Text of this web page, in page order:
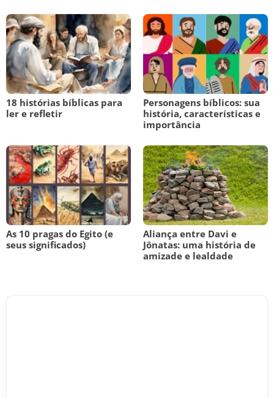
18 histórias bíblicas para
ler e refletir
Personagens bíblicos: sua
história, características e
importância
As 10 pragas do Egito (e
seus significados)
Aliança entre Davi e
Jônatas: uma história de
amizade e lealdade